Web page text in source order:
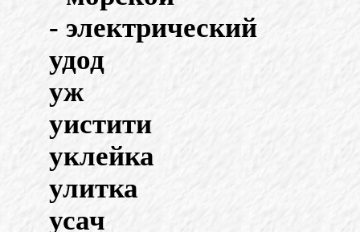
- электрический
удод
уж
уистити
уклейка
улитка
усач